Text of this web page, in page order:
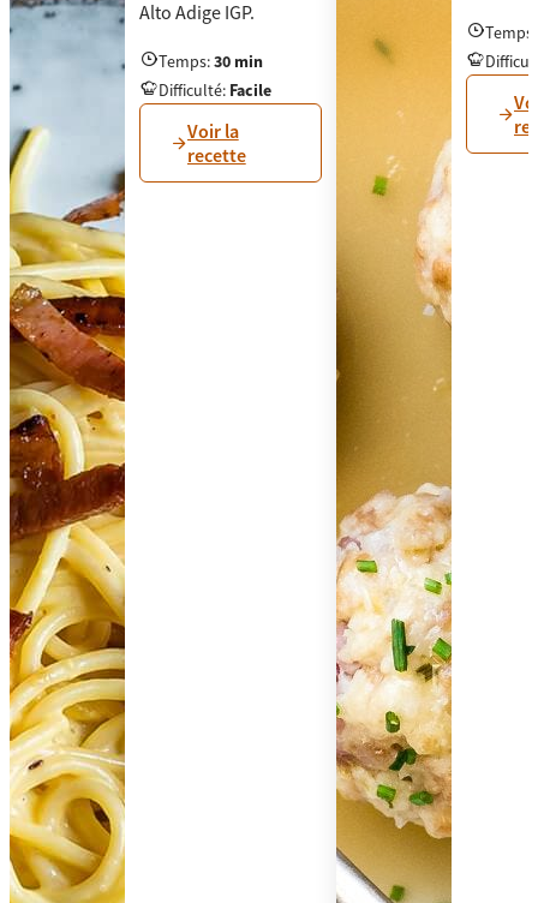
Alto Adige IGP.
Amateurs de pâtes, cette recette est pour vous :
Temps:30 min
Difficulté: Facile
Voir la
recette
Knödel
Temps